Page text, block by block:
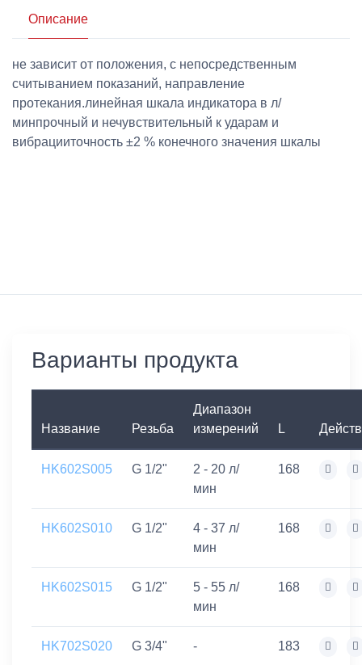
Описание
не зависит от положения, с непосредственным
считыванием показаний, направление
протекания.линейная шкала индикатора в л/
минпрочный и нечувствительный к ударам и
вибрацииточность ±2 % конечного значения шкалы
Варианты продукта
Название Резьба
Диапазон
измерений
L
HK602S005 G 1/2"
2 - 20 л/
мин
168
HK602S010 G 1/2"
4 - 37 л/
мин
168
HK602S015 G 1/2"
5 - 55 л/
мин
168
HK702S020 G 3/4" - 183